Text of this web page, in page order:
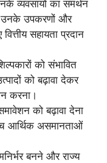
व्यवसायों का समर्थन
उपकरणों और
सहायता प्रदान
को संभावित
को बढ़ावा देकर
करना।
को बढ़ावा देना
आर्थिक असमानताओं
बनने और राज्य